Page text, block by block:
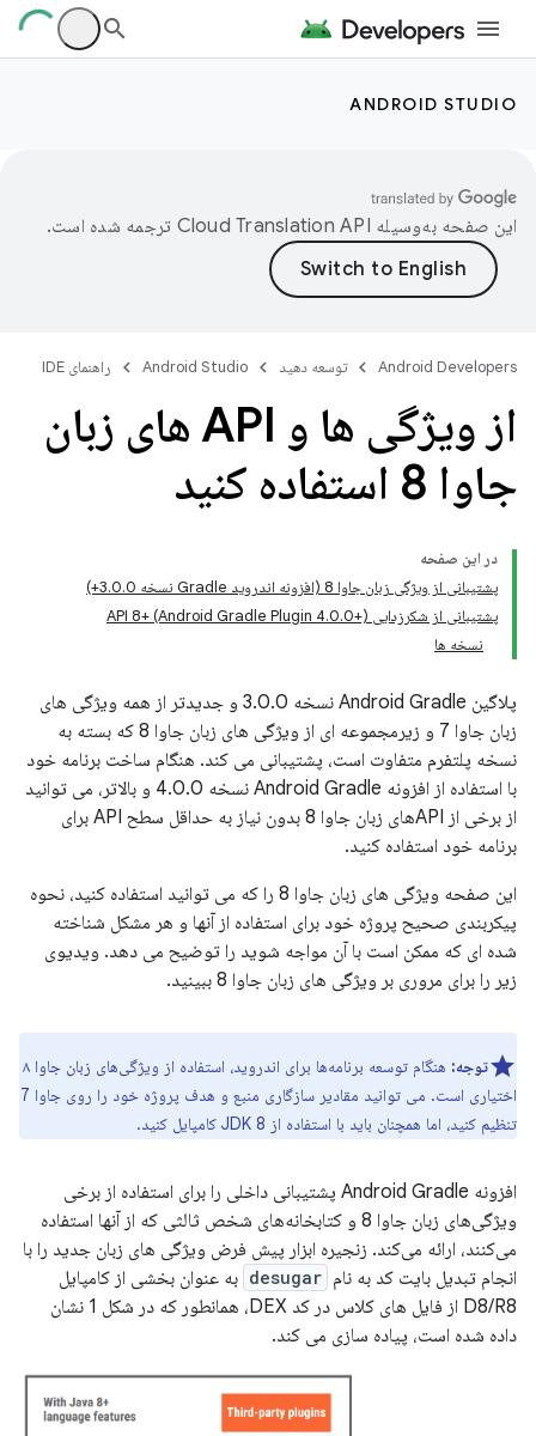
ANDROID STUDIO
این صفحه به‌وسیله ترجمه شده است.
Android Developers توسعه دهید Android Studio راهنمای IDE
از ویژگی ها و API های زبان
جاوا 8 استفاده کنید
در این صفحه
پشتیبانی از ویژگی زبان جاوا 8 (افزونه اندروید Gradle نسخه 3.0.0+)
پشتیبانی از شکرزدایی API 8+ (Android Gradle Plugin 4.0.0+)
نسخه ها
پلاگین Android Gradle نسخه 3.0.0 و جدیدتر از همه ویژگی های
زبان جاوا 7 و زیرمجموعه ای از ویژگی های زبان جاوا 8 که بسته به
نسخه پلتفرم متفاوت است، پشتیبانی می کند. هنگام ساخت برنامه خود
با استفاده از افزونه Android Gradle نسخه 4.0.0 و بالاتر، می توانید
از برخی از APIهای زبان جاوا 8 بدون نیاز به حداقل سطح API برای
برنامه خود استفاده کنید.
این صفحه ویژگی های زبان جاوا 8 را که می توانید استفاده کنید، نحوه
پیکربندی صحیح پروژه خود برای استفاده از آنها و هر مشکل شناخته
شده ای که ممکن است با آن مواجه شوید را توضیح می دهد. ویدیوی
زیر را برای مروری بر ویژگی های زبان جاوا 8 ببینید.
توجه:
هنگام توسعه برنامه‌ها برای اندروید، استفاده از ویژگی‌های زبان جاوا ۸
اختیاری است. می توانید مقادیر سازگاری منبع و هدف پروژه خود را روی جاوا 7
تنظیم کنید، اما همچنان باید با استفاده از JDK 8 کامپایل کنید.
افزونه Android Gradle پشتیبانی داخلی را برای استفاده از برخی
ویژگی‌های زبان جاوا 8 و کتابخانه‌های شخص ثالثی که از آنها استفاده
می‌کنند، ارائه می‌کند. زنجیره ابزار پیش فرض ویژگی های زبان جدید را با
انجام تبدیل بایت کد به نام desugar به عنوان بخشی از کامپایل
D8/R8 از فایل های کلاس در کد DEX، همانطور که در شکل 1 نشان
داده شده است، پیاده سازی می کند.